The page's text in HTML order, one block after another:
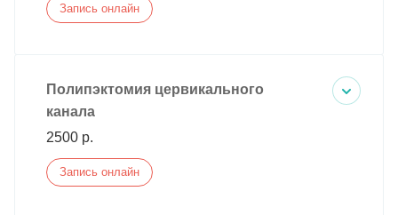
Запись онлайн
Полипэктомия цервикального
канала
2500 р.
Запись онлайн